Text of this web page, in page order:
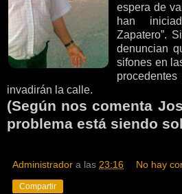
espera de
han
Zapatero”.
denuncian
sifones en
invadirán la calle.
(Según nos comenta
problema está siendo
Administrador a las 23:16 No hay
Compartir